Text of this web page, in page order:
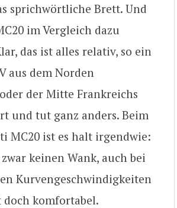
sprichwörtliche Brett. Und
im Vergleich dazu
das ist alles relativ, so ein
aus dem Norden
der Mitte Frankreichs
und tut ganz anders. Beim
MC20 ist es halt irgendwie:
keinen Wank, auch bei
Kurvengeschwindigkeiten
komfortabel.